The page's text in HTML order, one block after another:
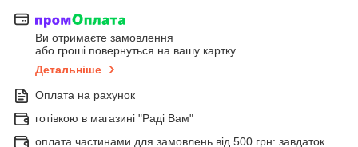
Ви отримаєте замовлення
або гроші повернуться на вашу картку
Детальніше
Оплата на рахунок
готівкою в магазині "Раді Вам"
оплата частинами для замовлень від 500 грн: завдаток